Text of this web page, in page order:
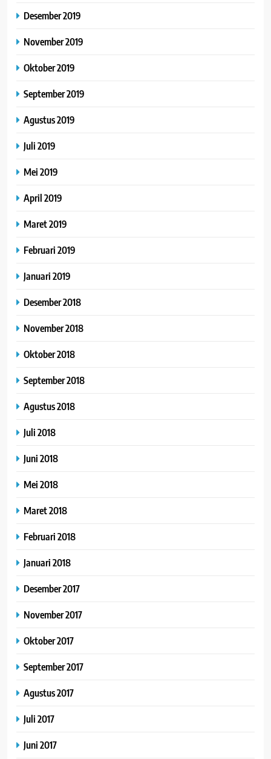
Desember 2019
November 2019
Oktober 2019
September 2019
Agustus 2019
Juli 2019
Mei 2019
April 2019
Maret 2019
Februari 2019
Januari 2019
Desember 2018
November 2018
Oktober 2018
September 2018
Agustus 2018
Juli 2018
Juni 2018
Mei 2018
Maret 2018
Februari 2018
Januari 2018
Desember 2017
November 2017
Oktober 2017
September 2017
Agustus 2017
Juli 2017
Juni 2017